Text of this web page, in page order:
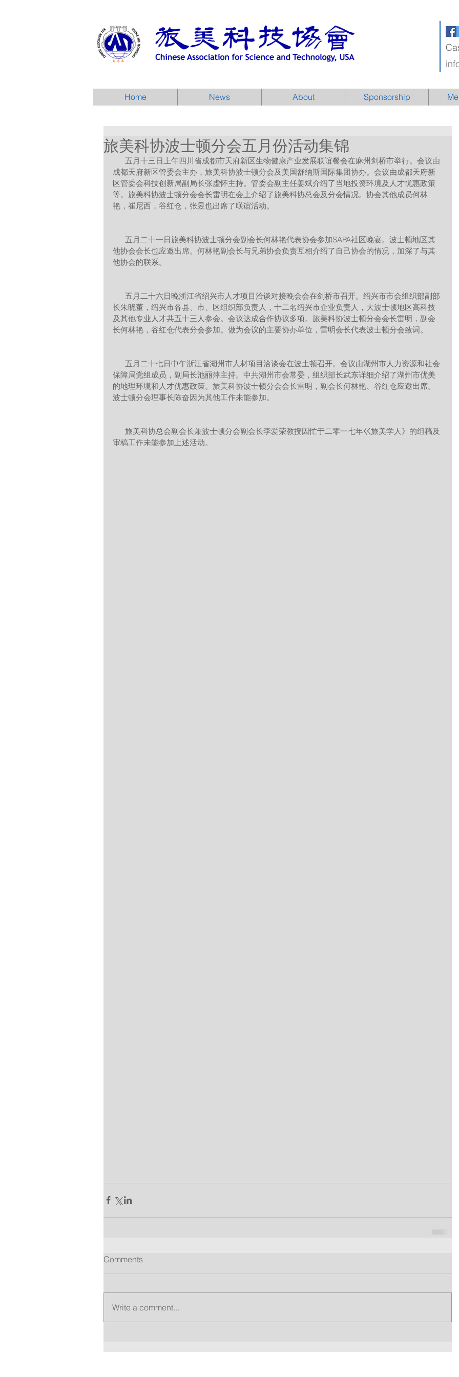
Home News About Sponsorship
旅美科协波士顿分会五月份活动集锦
成都天府新区管委会主办，旅美科协波士顿分会及美国舒纳斯国际集团协办。会议由成都天府新
区管委会科技创新局副局长张虚怀主持。管委会副主任姜斌介绍了当地投资环境及人才忧惠政策
等。旅美科协波士顿分会会长雷明在会上介绍了旅美科协总会及分会情况。协会其他成员何林
艳，崔尼西，谷红仓，张昱也出席了联谊活动。
他协会会长也应邀出席。何林艳副会长与兄弟协会负责互相介绍了自己协会的情况，加深了与其
他协会的联系。
长朱晓董，绍兴市各县、市、区组织部负责人，十二名绍兴市企业负责人，大波士顿地区高科技
及其他专业人才共五十三人参会。会议达成合作协议多项。旅美科协波士顿分会会长雷明，副会
长何林艳，谷红仓代表分会参加。做为会议的主要协办单位，雷明会长代表波士顿分会致词。
保障局党组成员，副局长池丽萍主持。中共湖州市会常委，组织部长武东详细介绍了湖州市优美
的地理环境和人才优惠政策。旅美科协波士顿分会会长雷明，副会长何林艳、谷红仓应邀出席。
波士顿分会理事长陈奋因为其他工作未能参加。
审稿工作未能参加上述活动。
Comments
Write a comment...